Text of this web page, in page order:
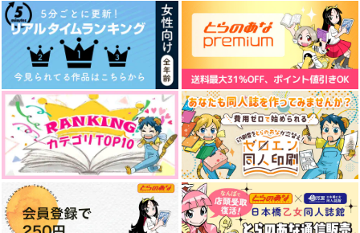
愛とかいろいろあるところ あなたは俺の運命でしょ！！
やらしく躾けて愛してあげる－Dom
／Subユニバース－２
最狂ヤンキーが僕だけに夢中な
件！？
悲劇の元凶となる最強外道ラ
スボス女王は民の為に尽くし
ます。Season2
MAMORU MIYANO ASIA LIV
E TOUR 2025-2026 ～VACATI
ONING!～/宮野真守
ドラマCD「甘くて熱くて息も
できない 4」
「40までにしたい10のこと2」
ドラマCD特装盤 (マンガ小冊
子セット)